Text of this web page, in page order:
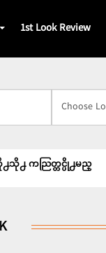
1st Look Review
႕ ကညြတ္တင္ပို႕မည္